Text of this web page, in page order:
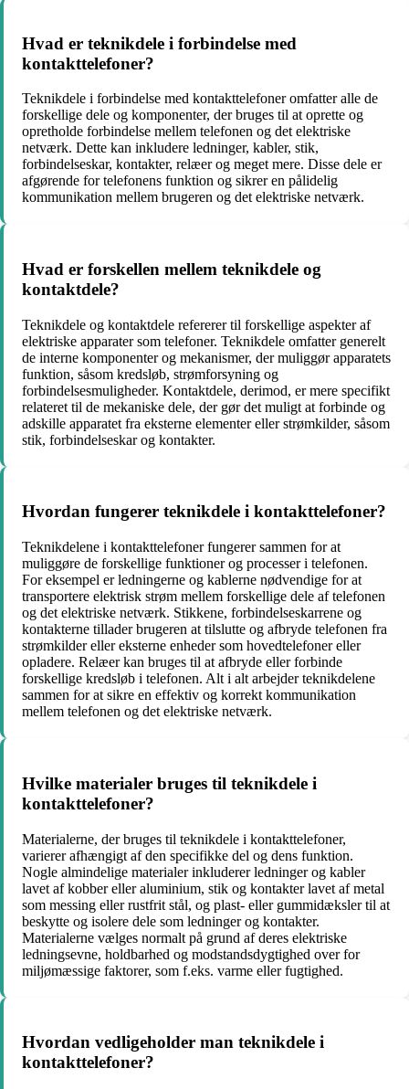
Hvad er teknikdele i forbindelse med
kontakttelefoner?
Teknikdele i forbindelse med kontakttelefoner omfatter alle de
forskellige dele og komponenter, der bruges til at oprette og
opretholde forbindelse mellem telefonen og det elektriske
netværk. Dette kan inkludere ledninger, kabler, stik,
forbindelseskar, kontakter, relæer og meget mere. Disse dele er
afgørende for telefonens funktion og sikrer en pålidelig
kommunikation mellem brugeren og det elektriske netværk.
Hvad er forskellen mellem teknikdele og
kontaktdele?
Teknikdele og kontaktdele refererer til forskellige aspekter af
elektriske apparater som telefoner. Teknikdele omfatter generelt
de interne komponenter og mekanismer, der muliggør apparatets
funktion, såsom kredsløb, strømforsyning og
forbindelsesmuligheder. Kontaktdele, derimod, er mere specifikt
relateret til de mekaniske dele, der gør det muligt at forbinde og
adskille apparatet fra eksterne elementer eller strømkilder, såsom
stik, forbindelseskar og kontakter.
Hvordan fungerer teknikdele i kontakttelefoner?
Teknikdelene i kontakttelefoner fungerer sammen for at
muliggøre de forskellige funktioner og processer i telefonen.
For eksempel er ledningerne og kablerne nødvendige for at
transportere elektrisk strøm mellem forskellige dele af telefonen
og det elektriske netværk. Stikkene, forbindelseskarrene og
kontakterne tillader brugeren at tilslutte og afbryde telefonen fra
strømkilder eller eksterne enheder som hovedtelefoner eller
opladere. Relæer kan bruges til at afbryde eller forbinde
forskellige kredsløb i telefonen. Alt i alt arbejder teknikdelene
sammen for at sikre en effektiv og korrekt kommunikation
mellem telefonen og det elektriske netværk.
Hvilke materialer bruges til teknikdele i
kontakttelefoner?
Materialerne, der bruges til teknikdele i kontakttelefoner,
varierer afhængigt af den specifikke del og dens funktion.
Nogle almindelige materialer inkluderer ledninger og kabler
lavet af kobber eller aluminium, stik og kontakter lavet af metal
som messing eller rustfrit stål, og plast- eller gummidæksler til at
beskytte og isolere dele som ledninger og kontakter.
Materialerne vælges normalt på grund af deres elektriske
ledningsevne, holdbarhed og modstandsdygtighed over for
miljømæssige faktorer, som f.eks. varme eller fugtighed.
Hvordan vedligeholder man teknikdele i
kontakttelefoner?